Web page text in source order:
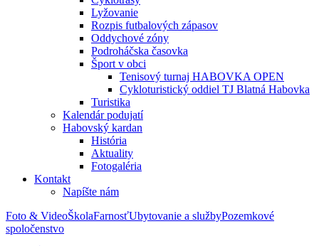
Lyžovanie
Rozpis futbalových zápasov
Oddychové zóny
Podroháčska časovka
Šport v obci
Tenisový turnaj HABOVKA OPEN
Cykloturistický oddiel TJ Blatná Habovka
Turistika
Kalendár podujatí
Habovský kardan
História
Aktuality
Fotogaléria
Kontakt
Napíšte nám
Foto & VideoŠkolaFarnosťUbytovanie a službyPozemkové
spoločenstvo